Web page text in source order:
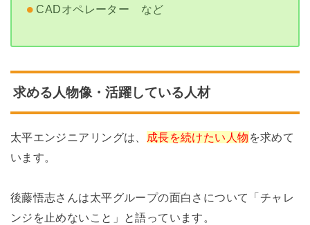
CADオペレーター など
求める人物像・活躍している人材
太平エンジニアリングは、 成長を続けたい人物 を求めて
います。
後藤悟志さんは太平グループの面白さについて「チャレ
ンジを止めないこと」と語っています。